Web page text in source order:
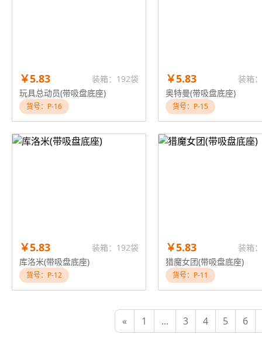
￥5.83
装箱：192袋
玩具总动员(带吸盘底座)
货号：P-16
￥5.83
装箱
奥特曼(带吸盘底座)
货号：P-15
￥5.83
装箱：192袋
库洛米(带吸盘底座)
货号：P-12
￥5.83
装箱
猎魔女团(带吸盘底座)
货号：P-11
« 1 ... 3 4 5 6